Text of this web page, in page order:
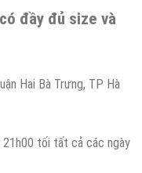
đầy đủ size và
Hai Bà Trưng, TP Hà
21h00 tối tất cả các ngày